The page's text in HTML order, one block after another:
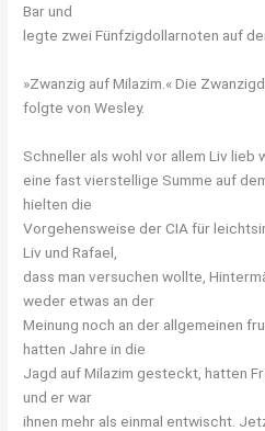
Bar und
legte zwei Fünfzigdollarnoten auf
»Zwanzig auf Milazim.« Die
folgte von Wesley.
Schneller als wohl vor allem Liv lieb
eine fast vierstellige Summe auf
hielten die
Vorgehensweise der CIA für
Liv und Rafael,
dass man versuchen wollte,
weder etwas an der
Meinung noch an der allgemeinen
hatten Jahre in die
Jagd auf Milazim gesteckt, hatten
und er war
ihnen mehr als einmal entwischt.